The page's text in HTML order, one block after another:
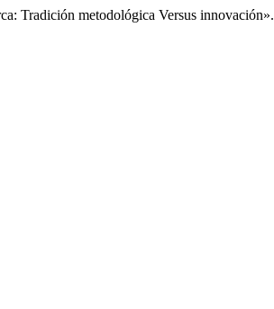
Tradición metodológica Versus innovación».